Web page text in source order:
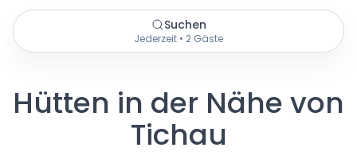
Suchen
Jederzeit • 2 Gäste
Hütten in der Nähe von
Tichau